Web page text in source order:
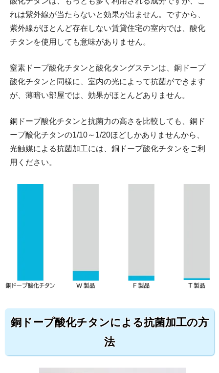
れは紫外線が当たらないと効果が出ません。ですから、
紫外線がほとんど存在しない賃貸住宅の室内では、酸化
チタンを使用しても意味がありません。
窒素ドープ酸化チタンと酸化タングステンは、銅ドープ
酸化チタンと同様に、室内の光によって抗菌ができます
が、薄暗い部屋では、効果がほとんどありません。
銅ドープ酸化チタンと抗菌力の高さを比較しても、銅ド
ープ酸化チタンの1/10～1/20ほどしかありませんから、
光触媒による抗菌加工には、銅ドープ酸化チタンをご利
用ください。
銅ドープ酸化チタンによる抗菌加工の方
法